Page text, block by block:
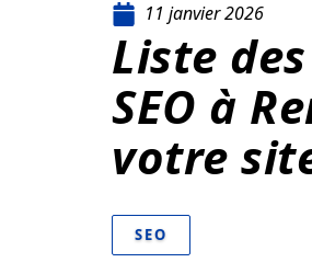
11 janvier 2026
Liste
SEO à
votre
SEO